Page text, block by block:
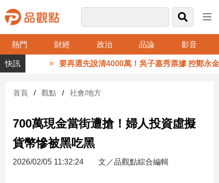
熱門 財經 政治 品論 影音
品
觀
財
台
財
新
要再選先說清4000萬！吳子嘉秀票據 控鄭永金
首頁 觀點 社會/地方
700萬現金當街遭搶！婦人投資虛擬
貨幣慘被黑吃黑
2026/02/05 11:32:24 文／品觀點綜合編輯